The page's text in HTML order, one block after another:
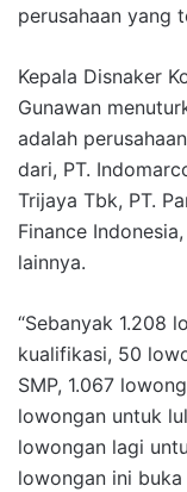
perusahaan yang
Kepala Disnaker
Gunawan
adalah
dari, PT.
Trijaya Tbk, PT.
Finance
lainnya.
“Sebanyak 1.208
kualifikasi, 50
SMP, 1.067
lowongan untuk
lowongan lagi
lowongan ini